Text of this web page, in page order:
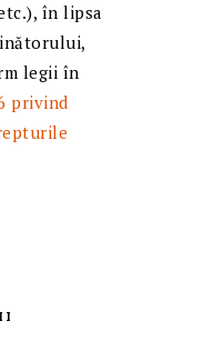
în lipsa
legii în
privind